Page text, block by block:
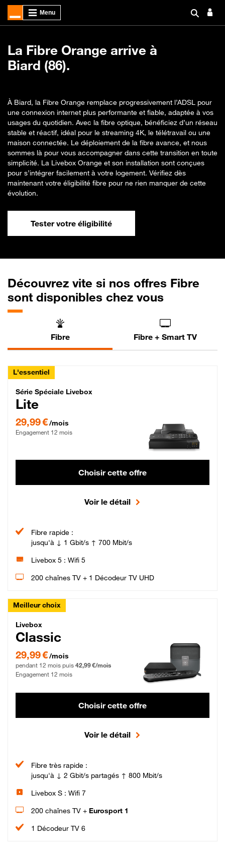
La Fibre Orange arrive à
Biard (86).
À Biard, la Fibre Orange remplace progressivement l’ADSL pour
une connexion internet plus performante et fiable, adaptée à vos
usages du quotidien. Avec la fibre optique, bénéficiez d’un réseau
stable et réactif, idéal pour le streaming 4K, le télétravail ou une
maison connectée. Le déploiement de la fibre avance, et nous
sommes là pour vous accompagner dans cette transition en toute
simplicité. La Livebox Orange et son installation sont conçues
pour s’intégrer facilement à votre logement. Vérifiez dès
maintenant votre éligibilité fibre pour ne rien manquer de cette
évolution.
Tester votre éligibilité
Découvrez vite si nos offres Fibre
sont disponibles chez vous
Fibre Fibre + Smart TV
L'essentiel
Série Spéciale Livebox Lite Fibre
Série Spéciale Livebox
Lite
29,99 €/mois
Engagement 12 mois
Choisir cette offre
Voir le détail
Fibre rapide :
jusqu'à ↓ 1 Gbit/s ↑ 700 Mbit/s
Livebox 5 : Wifi 5
200 chaînes TV + 1 Décodeur TV UHD
Meilleur choix
Livebox Classic Fibre
Livebox
Classic
29,99 € par mois pendant 12 mois puis 42,99 € par mois, Engagement 12 mois
29,99 €/mois
pendant 12 mois puis 42,99 €/mois
Engagement 12 mois
Choisir cette offre
Voir le détail
Fibre très rapide :
jusqu'à ↓ 2 Gbit/s partagés ↑ 800 Mbit/s
Livebox S : Wifi 7
200 chaînes TV + Eurosport 1
1 Décodeur TV 6